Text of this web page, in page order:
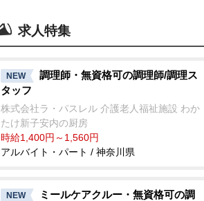
求人特集
NEW
調理師・無資格可の調理師/調理ス
タッフ
株式会社ラ・パスレル 介護老人福祉施設 わか
たけ新子安内の厨房
時給1,400円～1,560円
アルバイト・パート / 神奈川県
NEW
ミールケアクルー・無資格可の調